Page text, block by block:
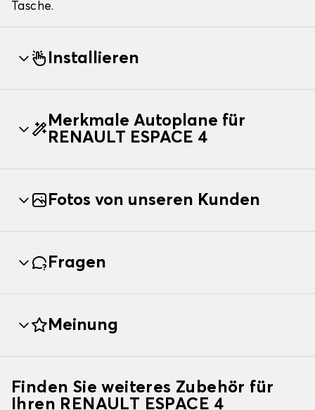
Tasche.
Installieren
Merkmale Autoplane für
RENAULT ESPACE 4
Fotos von unseren Kunden
Fragen
Meinung
Finden Sie weiteres Zubehör für
Ihren RENAULT ESPACE 4